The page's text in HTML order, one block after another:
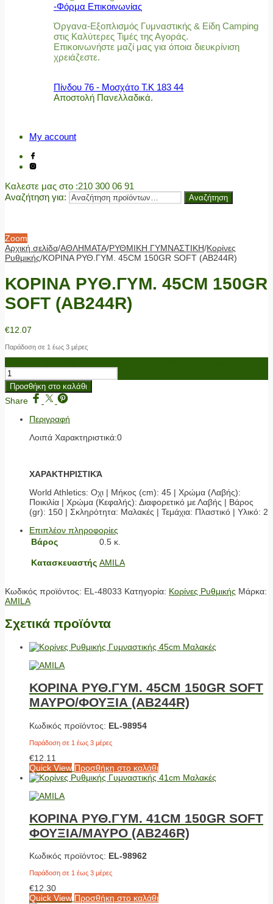
-Φόρμα Επικοινωνίας
Όργανα-Εξοπλισμός Γυμναστικής & Είδη Camping
στις Καλύτερες Τιμές της Αγοράς.
Επικοινωνήστε μαζί μας για όποια διευκρίνιση
χρειάζεστε.
Πίνδου 76 - Μοσχάτο Τ.Κ 183 44
Αποστολή Πανελλαδικά.
My account
Καλεστε μας στο :210 300 06 91
Αναζήτηση για:
Αναζήτηση
Zoom
Αρχική σελίδα/ΑΘΛΗΜΑΤΑ/ΡΥΘΜΙΚΗ ΓΥΜΝΑΣΤΙΚΗ/Κορίνες
Ρυθμικής/ΚΟΡΙΝΑ ΡΥΘ.ΓΥΜ. 45CM 150GR SOFT (ΑΒ244R)
ΚΟΡΙΝΑ ΡΥΘ.ΓΥΜ. 45CM 150GR
SOFT (ΑΒ244R)
€12.07
Παράδοση σε 1 έως 3 μέρες
Προσθήκη στο καλάθι
Share
Περιγραφή
Λοιπά Χαρακτηριστικά:0
ΧΑΡΑΚΤΗΡΙΣΤΙΚΆ
World Athletics: Οχι | Μήκος (cm): 45 | Χρώμα (Λαβής):
Ποικιλία | Χρώμα (Κεφαλής): Διαφορετικό με Λαβής | Βάρος
(gr): 150 | Σκληρότητα: Μαλακές | Τεμάχια: Πλαστικό | Υλικό: 2
Επιπλέον πληροφορίες
Βάρος
0.5 κ.
Κατασκευαστής AMILA
Κωδικός προϊόντος: EL-48033 Κατηγορία: Κορίνες Ρυθμικής Μάρκα:
AMILA
Σχετικά προϊόντα
ΚΟΡΙΝΑ ΡΥΘ.ΓΥΜ. 45CM 150GR SOFT
ΜΑΥΡΟ/ΦΟΥΞΙΑ (ΑΒ244R)
Κωδικός προϊόντος: EL-98954
Παράδοση σε 1 έως 3 μέρες
€12.11
Quick View Προσθήκη στο καλάθι
ΚΟΡΙΝΑ ΡΥΘ.ΓΥΜ. 41CM 150GR SOFT
ΦΟΥΞΙΑ/ΜΑΥΡΟ (ΑΒ246R)
Κωδικός προϊόντος: EL-98962
Παράδοση σε 1 έως 3 μέρες
€12.30
Quick View Προσθήκη στο καλάθι